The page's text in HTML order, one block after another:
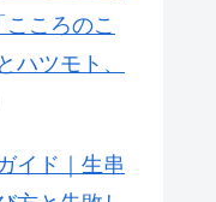
ころのこ
ハツモト、
イド｜生串